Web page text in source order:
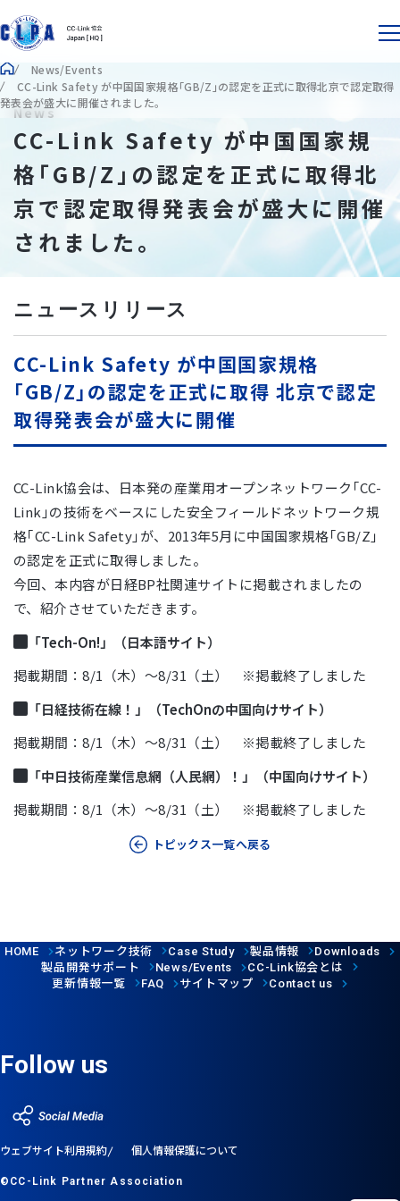
News/Events
CC-Link Safety が中国国家規格｢GB/Z｣の認定を正式に取得北京で認定取得
発表会が盛大に開催されました。
News
CC-Link Safety が中国国家規
格｢GB/Z｣の認定を正式に取得北
京で認定取得発表会が盛大に開催
されました。
ニュースリリース
CC-Link Safety が中国国家規格
｢GB/Z｣の認定を正式に取得 北京で認定
取得発表会が盛大に開催
CC-Link協会は、日本発の産業用オープンネットワーク｢CC-
Link｣の技術をベースにした安全フィールドネットワーク規
格｢CC-Link Safety｣が、2013年5月に中国国家規格｢GB/Z｣
の認定を正式に取得しました。
今回、本内容が日経BP社関連サイトに掲載されましたの
で、紹介させていただきます。
「Tech-On!」（日本語サイト）
掲載期間：8/1（木）〜8/31（土） ※掲載終了しました
「日経技術在線！」（TechOnの中国向けサイト）
掲載期間：8/1（木）〜8/31（土） ※掲載終了しました
「中日技術産業信息網（人民網）！」（中国向けサイト）
掲載期間：8/1（木）〜8/31（土） ※掲載終了しました
トピックス一覧へ戻る
HOME ネットワーク技術 Case Study 製品情報 Downloads
製品開発サポート News/Events CC-Link協会とは
更新情報一覧
FAQ サイトマップ Contact us
Follow us
ウェブサイト利用規約 個人情報保護について
©CC-Link Partner Association